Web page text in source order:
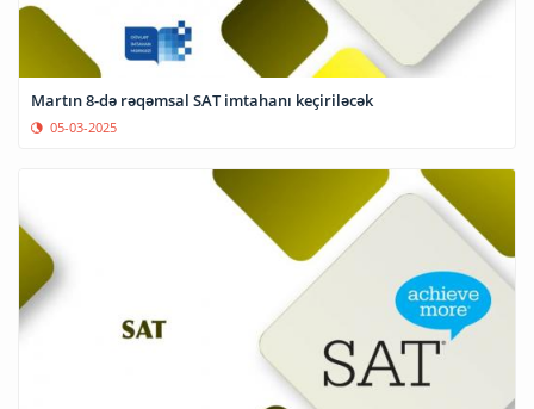
Martın 8-də rəqəmsal SAT imtahanı keçiriləcək
05-03-2025